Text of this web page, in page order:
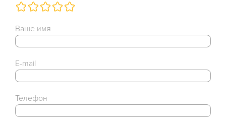
Ваше имя
E-mail
Телефон